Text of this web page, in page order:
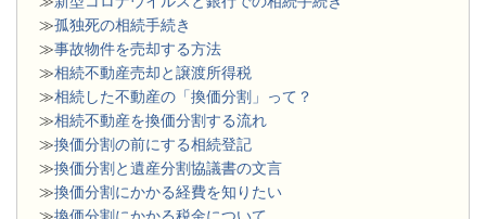
≫孤独死の相続手続き
≫事故物件を売却する方法
≫相続不動産売却と譲渡所得税
≫相続した不動産の「換価分割」って？
≫相続不動産を換価分割する流れ
≫換価分割の前にする相続登記
≫換価分割と遺産分割協議書の文言
≫換価分割にかかる経費を知りたい